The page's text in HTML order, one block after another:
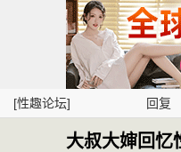
[性趣论坛] 回复
大叔大婶回忆